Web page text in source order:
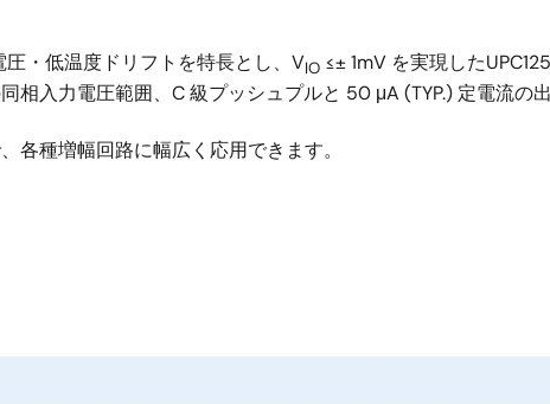
圧・低温度ドリフトを特長とし、VIO ≤± 1mV を実現した
相入力電圧範囲、C 級プッシュプルと 50 μA (TYP.) 定電流
各種増幅回路に幅広く応用できます。